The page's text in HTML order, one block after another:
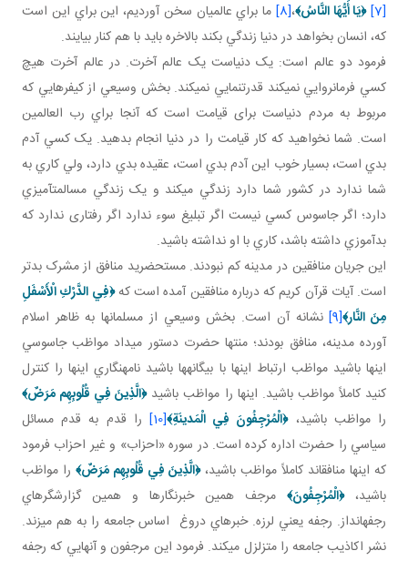
[7]
﴿يَا أَيُّهَا النَّاسُ﴾،[8]
ما براي عالميان سخن آورديم، اين براي اين است
که، انسان بخواهد در دنيا زندگي بکند بالاخره بايد با هم کنار بيايند.
فرمود دو عالم است: يک دنياست يک عالم آخرت. در عالم آخرت هيچ
کسي فرمانروايي نمي کند قدرت نمايي نمي کند. بخش وسيعي از کيفرهايي که
مربوط به مردم دنياست برای قيامت است که آنجا براي رب العالمين
است. شما نخواهيد که کار قيامت را در دنيا انجام بدهيد. يک کسي آدم
بدي است، بسيار خوب اين آدم بدي است، عقيده بدي دارد، ولي کاري به
شما ندارد در کشور شما دارد زندگي مي کند و يک زندگي مسالمت آميزي
دارد؛ اگر جاسوس کسي نيست اگر تبليغ سوء ندارد اگر رفتاری ندارد که
بدآموزي داشته باشد، کاري با او نداشته باشيد.
اين جريان منافقين در مدينه کم نبودند. مستحضريد منافق از مشرک بدتر
است. آيات قرآن کريم که درباره منافقين آمده است که﴿فِي الدَّرْكِ الْأَسْفَلِ
مِنَ النَّار﴾[9] نشانه آن است. بخش وسيعي از مسلمان ها به ظاهر اسلام
آورده مدينه، منافق بودند؛ منتها حضرت دستور مي داد مواظب جاسوسي
اينها باشيد مواظب ارتباط اينها با بيگانه ها باشيد نامه نگاري اينها را کنترل
کنيد کاملاً مواظب باشيد. اينها را مواظب باشيد﴿الَّذِينَ فِي قُلُوبِهِم مَرَضٌ﴾
را مواظب باشيد،﴿الْمُرْجِفُونَ فِي الْمَدينَةِ﴾[10]
را قدم به قدم مسائل
سياسي را حضرت اداره کرده است. در سوره «احزاب» و غير احزاب فرمود
که اينها منافق اند کاملاً مواظب باشيد،﴿الَّذِينَ فِي قُلُوبِهِم مَرَضٌ﴾ را مواظب
باشيد،﴿الْمُرْجِفُونَ﴾ مرجف همين خبرنگارها و همين گزارشگرهاي
رجفه انداز. رجفه يعني لرزه. خبرهاي دروغ اساس جامعه را به هم مي زند.
نشر اکاذيب جامعه را متزلزل مي کند. فرمود اين مرجفون و آنهايي که رجفه